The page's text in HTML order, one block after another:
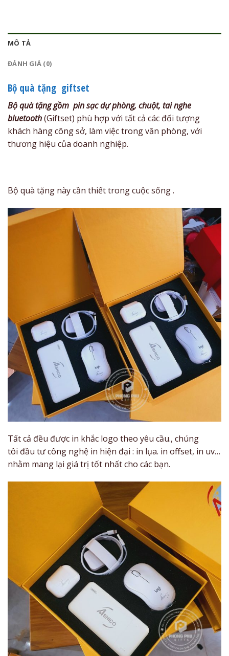
MÔ TẢ
ĐÁNH GIÁ (0)
Bộ quà tặng giftset
Bộ quà tặng gồm pin sạc dự phòng, chuột, tai nghe
bluetooth(Giftset) phù hợp với tất cả các đối tượng
khách hàng công sở, làm việc trong văn phòng, với
thương hiệu của doanh nghiệp.
Bộ quà tặng này cần thiết trong cuộc sống .
Tất cả đều được in khắc logo theo yêu cầu., chúng
tôi đầu tư công nghệ in hiện đại : in lụa. in offset, in uv…
nhằm mang lại giá trị tốt nhất cho các bạn.